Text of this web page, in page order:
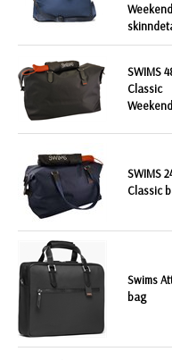
SWIMS
Classic
SWIMS
Classic
Swims
bag